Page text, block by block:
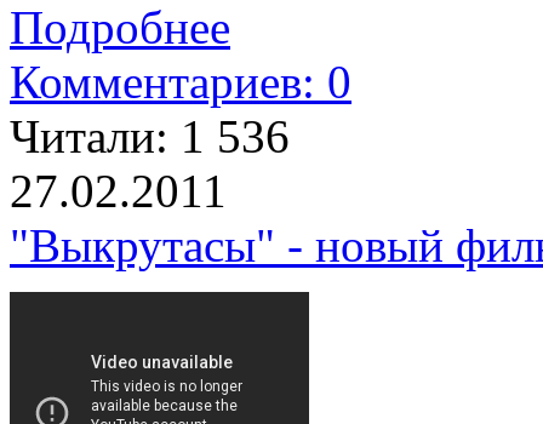
Подробнее
Комментариев: 0
Читали: 1 536
27.02.2011
"Выкрутасы" - новый